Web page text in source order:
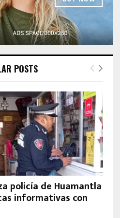
POSTS
policía de Huamantla
informativas con